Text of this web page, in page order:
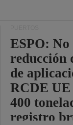
ESPO: No
reducción
de
RCDE UE
400
registro